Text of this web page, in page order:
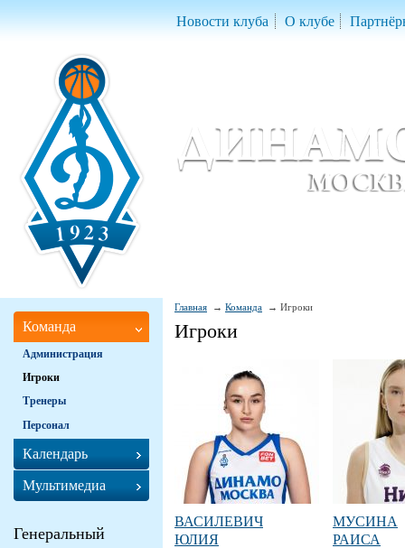
Новости клуба О клубе
Главная Команда Игроки
Игроки
ВАСИЛЕВИЧ
ЮЛИЯ
МУСИНА
РАИСА
Команда
Администрация
Игроки
Тренеры
Персонал
Календарь
Мультимедиа
Генеральный